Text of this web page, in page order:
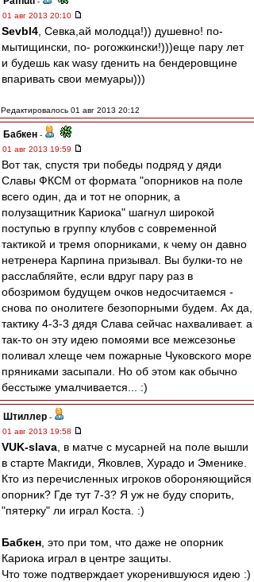
01 авг 2013 20:10
Sevbl4 , Севка,ай молодца!)) душевно! по-
мытищински, по- рогожкински!)))еще пару лет
и будешь как wasy гденить на бендеровщине
впаривать свои мемуары)))
Редактировалось 01 авг 2013 20:12
Бабкен -
01 авг 2013 19:59
Вот так, спустя три победы подряд у дяди
Славы ФКСМ от формата "опорников на поле
всего один, да и тот не опорник, а
полузащитник Кариока" шагнул широкой
поступью в группу клубов с современной
тактикой и тремя опорниками, к чему он давно
нетренера Карпина призывал. Вы булки-то не
расслабляйте, если вдруг пару раз в
обозримом будущем очков недосчитаемся -
снова по онолитеге безопорными будем. Ах да,
тактику 4-3-3 дядя Слава сейчас нахваливает. а
так-то он эту идею помоями все межсезонье
поливал хлеще чем пожарные Чуковского море
пряниками засыпали. Но об этом как обычно
бесстыже умалчивается... :)
Штиллер -
01 авг 2013 19:58
VUK-slava , в матче с мусарней на поле вышли
в старте Макгиди, Яковлев, Хурадо и Эменике.
Кто из перечисленных игроков обороняющийся
опорник? Где тут 7-3? Я уж не буду спорить,
"пятерку" ли играл Коста. :)
Бабкен , это при том, что даже не опорник
Кариока играл в центре защиты.
Что тоже подтверждает укоренившуюся идею :)